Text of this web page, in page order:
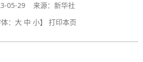
05-29 来源：​新华社
： 大 中 小】 打印本页